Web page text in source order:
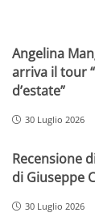
Angelina
arriva il tour
d’estate”
30 Luglio 2026
Recensione
di Giuseppe
30 Luglio 2026